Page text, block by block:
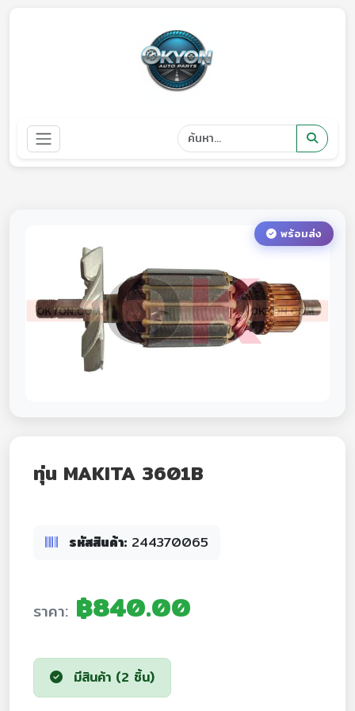
พร้อมส่ง
ทุ่น MAKITA 3601B
รหัสสินค้า: 244370065
ราคา: ฿840.00
มีสินค้า (2 ชิ้น)